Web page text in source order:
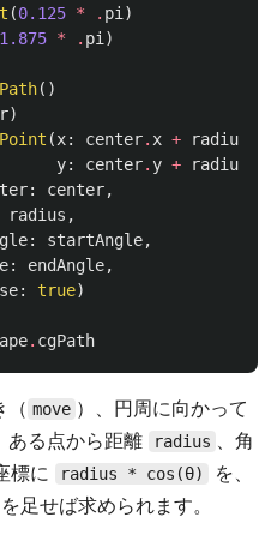
(0.125 * . pi)
1.875 * . pi)
()
)
(x: center.x + radius
y: center. y + radius
: center,
radius ,
: startAngle,
: endAngle,
: true)
. cgPath
（ move ）、円周に向かって
ある点から距離 radius 、角
標に
radius * cos(θ)
を、
を足せば求められます。